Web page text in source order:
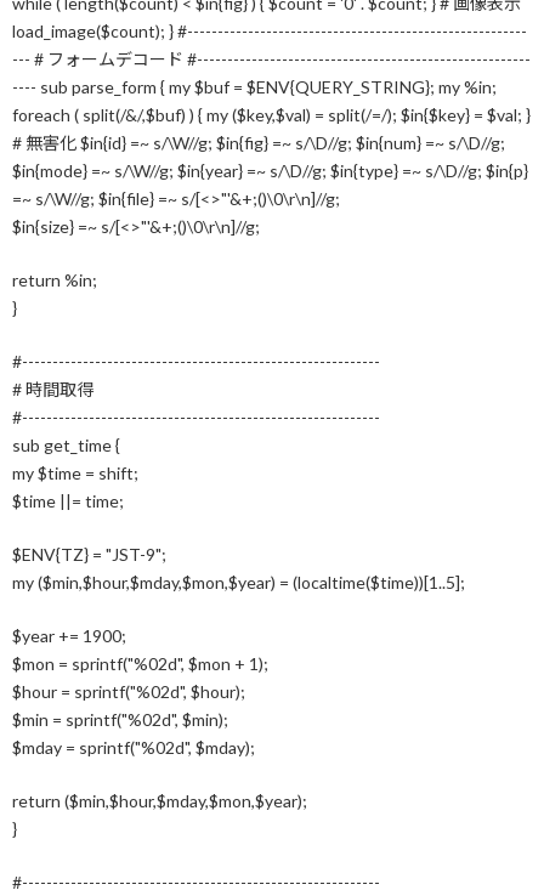
load_image($count); } #--------------------------------------------------------
--- # フォームデコード #-------------------------------------------------------
---- sub parse_form { my $buf = $ENV{QUERY_STRING}; my %in;
foreach ( split(/&/,$buf) ) { my ($key,$val) = split(/=/); $in{$key} = $val; }
# 無害化 $in{id} =~ s/\W//g; $in{fig} =~ s/\D//g; $in{num} =~ s/\D//g;
$in{mode} =~ s/\W//g; $in{year} =~ s/\D//g; $in{type} =~ s/\D//g; $in{p}
=~ s/\W//g; $in{file} =~ s/[<>"'&+;()\0\r\n]//g;
$in{size} =~ s/[<>"'&+;()\0\r\n]//g;
return %in;
}
#-----------------------------------------------------------
# 時間取得
#-----------------------------------------------------------
sub get_time {
my $time = shift;
$time ||= time;
$ENV{TZ} = "JST-9";
my ($min,$hour,$mday,$mon,$year) = (localtime($time))[1..5];
$year += 1900;
$mon = sprintf("%02d", $mon + 1);
$hour = sprintf("%02d", $hour);
$min = sprintf("%02d", $min);
$mday = sprintf("%02d", $mday);
return ($min,$hour,$mday,$mon,$year);
}
#-----------------------------------------------------------